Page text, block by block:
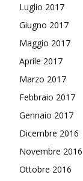
Luglio 2017
Giugno 2017
Maggio 2017
Aprile 2017
Marzo 2017
Febbraio 2017
Gennaio 2017
Dicembre 2016
Novembre 2016
Ottobre 2016